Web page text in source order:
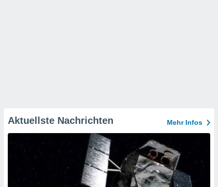
Aktuellste Nachrichten Mehr Infos